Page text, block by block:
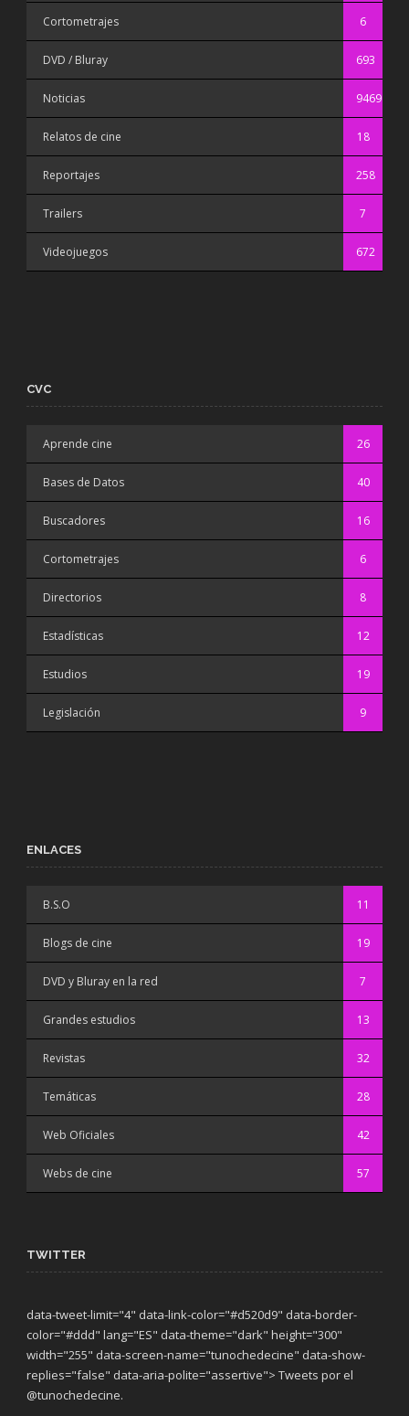
Cortometrajes 6
DVD / Bluray 693
Noticias 9469
Relatos de cine 18
Reportajes 258
Trailers 7
Videojuegos 672
CVC
Aprende cine 26
Bases de Datos 40
Buscadores 16
Cortometrajes 6
Directorios 8
Estadísticas 12
Estudios 19
Legislación 9
ENLACES
B.S.O 11
Blogs de cine 19
DVD y Bluray en la red 7
Grandes estudios 13
Revistas 32
Temáticas 28
Web Oficiales 42
Webs de cine 57
TWITTER
data-tweet-limit="4" data-link-color="#d520d9" data-border-
color="#ddd" lang="ES" data-theme="dark" height="300"
width="255" data-screen-name="tunochedecine" data-show-
replies="false" data-aria-polite="assertive"> Tweets por el
@tunochedecine.